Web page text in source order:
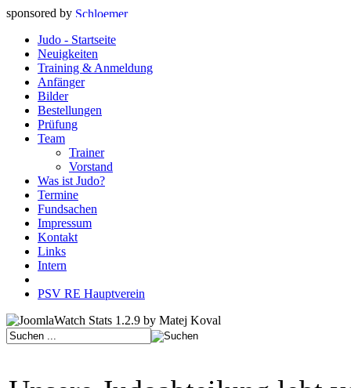
sponsored by
Judo - Startseite
Neuigkeiten
Training & Anmeldung
Anfänger
Bilder
Bestellungen
Prüfung
Team
Trainer
Vorstand
Was ist Judo?
Termine
Fundsachen
Impressum
Kontakt
Links
Intern
PSV RE Hauptverein